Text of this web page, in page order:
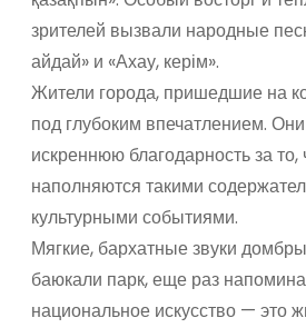
зрителей вызвали народные
айдай» и «Ахау, керім».
Жители города, пришедшие на
под глубоким впечатлением.
искреннюю благодарность за
наполняются такими
культурными событиями.
Мягкие, бархатные звуки
баюкали парк, еще раз
национальное искусство — это